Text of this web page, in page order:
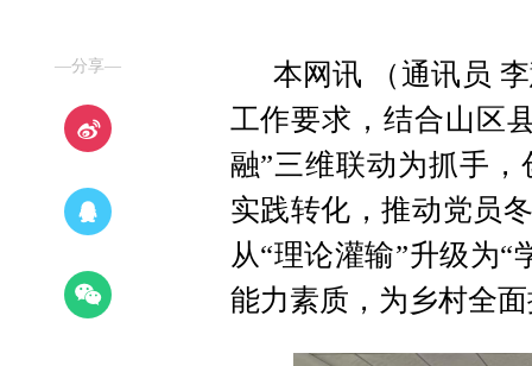
—分享—
本网讯 （通讯员
工作要求，结合山区
融”三维联动为抓手
实践转化，推动党员
从“理论灌输”升级为
能力素质，为乡村全